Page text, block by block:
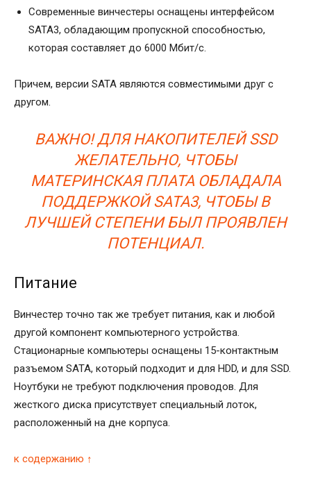
Современные винчестеры оснащены интерфейсом
SATA3, обладающим пропускной способностью,
которая составляет до 6000 Мбит/с.
Причем, версии SATA являются совместимыми друг с
другом.
ВАЖНО! ДЛЯ НАКОПИТЕЛЕЙ SSD
ЖЕЛАТЕЛЬНО, ЧТОБЫ
МАТЕРИНСКАЯ ПЛАТА ОБЛАДАЛА
ПОДДЕРЖКОЙ SATA3, ЧТОБЫ В
ЛУЧШЕЙ СТЕПЕНИ БЫЛ ПРОЯВЛЕН
ПОТЕНЦИАЛ.
Питание
Винчестер точно так же требует питания, как и любой
другой компонент компьютерного устройства.
Стационарные компьютеры оснащены 15-контактным
разъемом SATA, который подходит и для HDD, и для SSD.
Ноутбуки не требуют подключения проводов. Для
жесткого диска присутствует специальный лоток,
расположенный на дне корпуса.
к содержанию ↑